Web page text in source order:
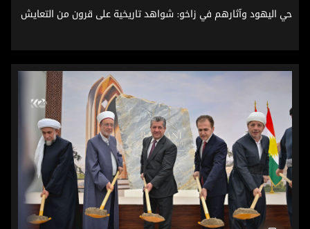
حي اليهود وآثارهم في زاخو: شواهد تاريخية على قرون من التعايش